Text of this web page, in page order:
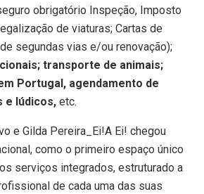
obrigatório Inspeção, Imposto
de viaturas; Cartas de
segundas vias e/ou renovação);
transporte de animais;
Portugal, agendamento de
e lúdicos, etc.
A Ei! chegou
como o primeiro espaço único
serviços integrados, estruturado a
de cada uma das suas